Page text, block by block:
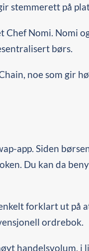
stemmerett på
Chef Nomi. Nomi
børs.
noe som gir
app. Siden
Du kan da
forklart ut på
ordrebok.
handelsvolum, i